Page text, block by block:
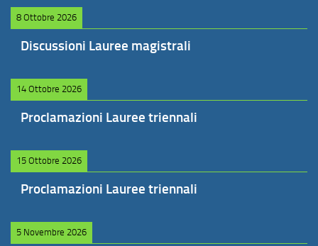
8 Ottobre 2026
Discussioni Lauree magistrali
14 Ottobre 2026
Proclamazioni Lauree triennali
15 Ottobre 2026
Proclamazioni Lauree triennali
5 Novembre 2026